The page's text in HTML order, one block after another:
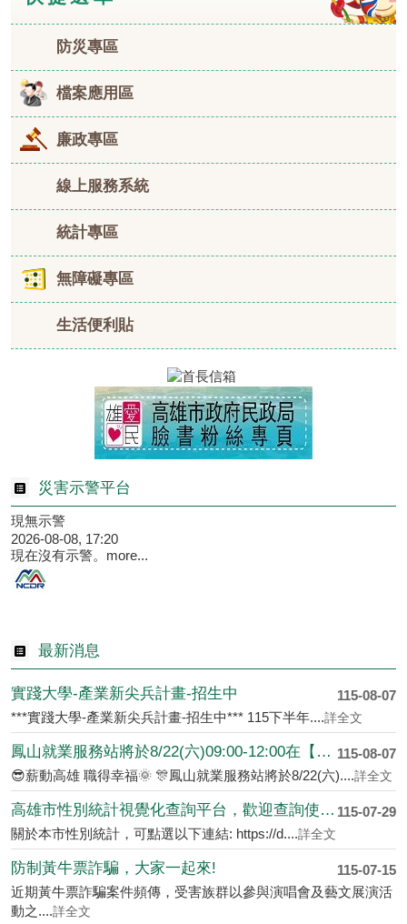
防災專區
檔案應用區
廉政專區
線上服務系統
統計專區
無障礙專區
生活便利貼
災害示警平台
現無示警
2026-08-08, 17:20
現在沒有示警。 more...
最新消息
115-08-07
實踐大學-產業新尖兵計畫-招生中
***實踐大學-產業新尖兵計畫-招生中*** 115下半年....詳全文
115-08-07
鳳山就業服務站將於8/22(六)09:00-12:00在【福誠高中活動中....
😎薪動高雄 職得幸福🌞 🎊鳳山就業服務站將於8/22(六)....詳全文
115-07-29
高雄市性別統計視覺化查詢平台，歡迎查詢使用!
關於本市性別統計，可點選以下連結: https://d....詳全文
115-07-15
防制黃牛票詐騙，大家一起來!
近期黃牛票詐騙案件頻傳，受害族群以參與演唱會及藝文展演活
動之....詳全文